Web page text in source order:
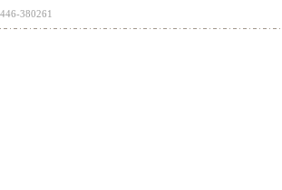
380261